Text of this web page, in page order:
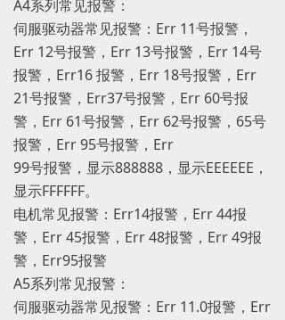
A4系列常见报警：
伺服驱动器常见报警：Err 11号报警，
Err 12号报警，Err 13号报警，Err 14号
报警，Err16 报警，Err 18号报警，Err
21号报警，Err37号报警，Err 60号报
警，Err 61号报警，Err 62号报警，65号
报警，Err 95号报警，Err
99号报警，显示888888，显示EEEEEE，
显示FFFFFF。
电机常见报警：Err14报警，Err 44报
警，Err 45报警，Err 48报警，Err 49报
警，Err95报警
A5系列常见报警：
伺服驱动器常见报警：Err 11.0报警，Err